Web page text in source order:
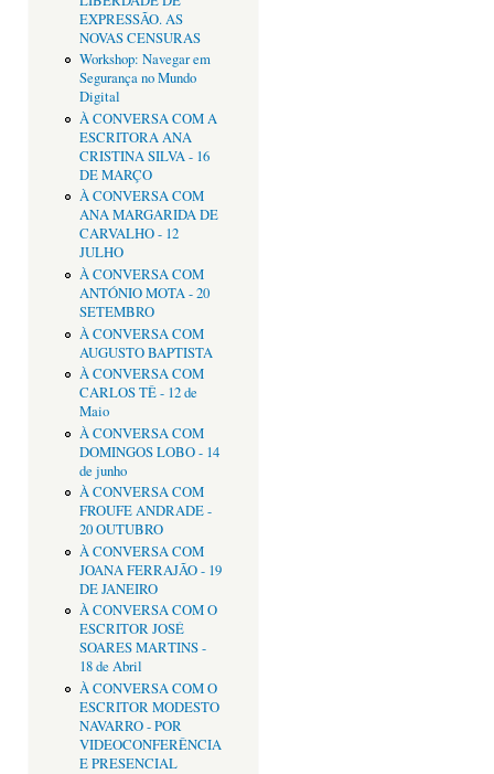
EXPRESSÃO. AS
NOVAS CENSURAS
Workshop: Navegar em
Segurança no Mundo
Digital
À CONVERSA COM A
ESCRITORA ANA
CRISTINA SILVA - 16
DE MARÇO
À CONVERSA COM
ANA MARGARIDA DE
CARVALHO - 12
JULHO
À CONVERSA COM
ANTÓNIO MOTA - 20
SETEMBRO
À CONVERSA COM
AUGUSTO BAPTISTA
À CONVERSA COM
CARLOS TÊ - 12 de
Maio
À CONVERSA COM
DOMINGOS LOBO - 14
de junho
À CONVERSA COM
FROUFE ANDRADE -
20 OUTUBRO
À CONVERSA COM
JOANA FERRAJÃO - 19
DE JANEIRO
À CONVERSA COM O
ESCRITOR JOSÉ
SOARES MARTINS -
18 de Abril
À CONVERSA COM O
ESCRITOR MODESTO
NAVARRO - POR
VIDEOCONFERÊNCIA
E PRESENCIAL